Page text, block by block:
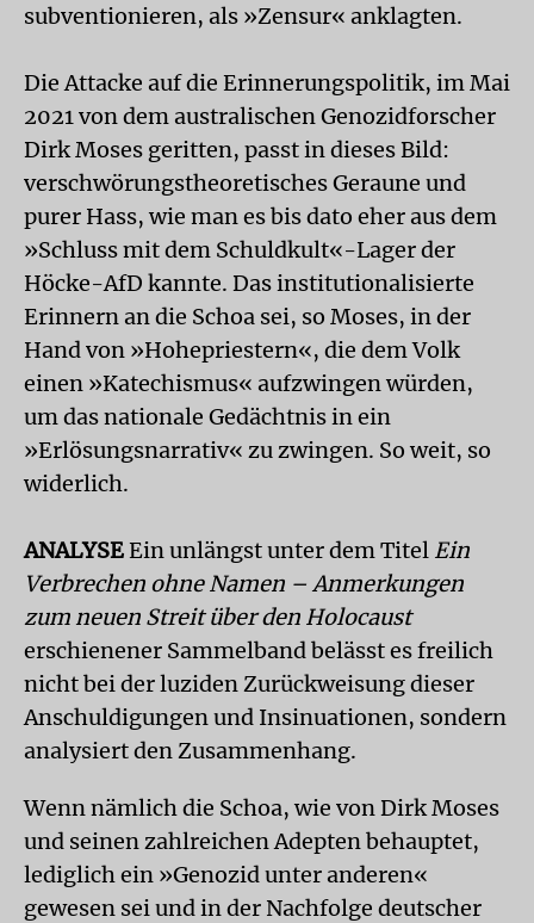
subventionieren, als »Zensur« anklagten.
Die Attacke auf die Erinnerungspolitik, im Mai
2021 von dem australischen Genozidforscher
Dirk Moses geritten, passt in dieses Bild:
verschwörungstheoretisches Geraune und
purer Hass, wie man es bis dato eher aus dem
»Schluss mit dem Schuldkult«-Lager der
Höcke-AfD kannte. Das institutionalisierte
Erinnern an die Schoa sei, so Moses, in der
Hand von »Hohepriestern«, die dem Volk
einen »Katechismus« aufzwingen würden,
um das nationale Gedächtnis in ein
»Erlösungsnarrativ« zu zwingen. So weit, so
widerlich.
ANALYSEEin unlängst unter dem Titel Ein
Verbrechen ohne Namen – Anmerkungen
zum neuen Streit über den Holocaust
erschienener Sammelband belässt es freilich
nicht bei der luziden Zurückweisung dieser
Anschuldigungen und Insinuationen, sondern
analysiert den Zusammenhang.
Wenn nämlich die Schoa, wie von Dirk Moses
und seinen zahlreichen Adepten behauptet,
lediglich ein »Genozid unter anderen«
gewesen sei und in der Nachfolge deutscher